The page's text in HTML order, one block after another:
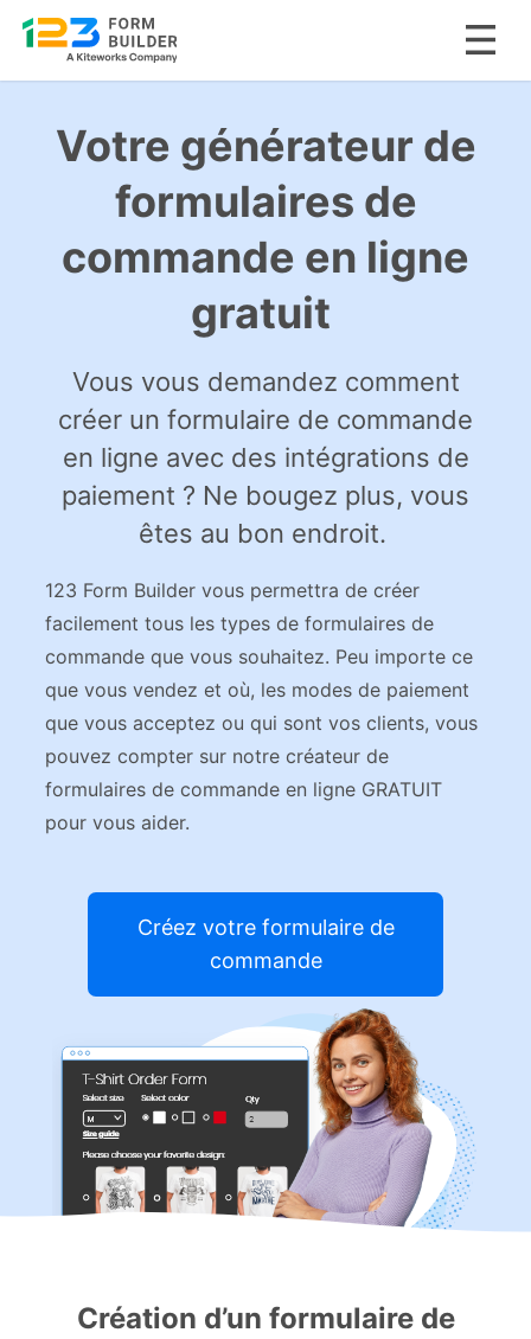
contentVotre générateur de
formulaires de
commande en ligne
gratuit
Vous vous demandez comment
créer un formulaire de commande
en ligne avec des intégrations de
paiement ? Ne bougez plus, vous
êtes au bon endroit.
123 Form Builder vous permettra de créer
facilement tous les types de formulaires de
commande que vous souhaitez. Peu importe ce
que vous vendez et où, les modes de paiement
que vous acceptez ou qui sont vos clients, vous
pouvez compter sur notre créateur de
formulaires de commande en ligne GRATUIT
pour vous aider.
Créez votre formulaire de
commande
Création d’un formulaire de